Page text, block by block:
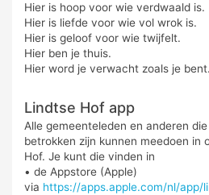
Hier is hoop voor wie verdwaald is.
Hier is liefde voor wie vol wrok is.
Hier is geloof voor wie twijfelt.
Hier ben je thuis.
Hier word je verwacht zoals je bent.
Lindtse Hof app
Alle gemeenteleden en anderen
betrokken zijn kunnen meedoen in
Hof. Je kunt die vinden in
• de Appstore (Apple)
via https://apps.apple.com/nl/app/